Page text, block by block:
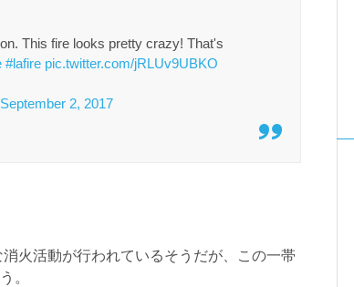
This fire looks pretty crazy! That's
#lafire pic.twitter.com/jRLUv9UBKO
September 2, 2017
火活動が行われているそうだが、この一帯
。